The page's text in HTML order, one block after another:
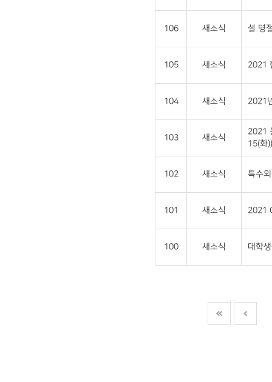
106 새소식 설 명
105 새소식 2021
104 새소식 2021
103 새소식
2021
15(화))
102 새소식 특수
101 새소식 2021
100 새소식 대학